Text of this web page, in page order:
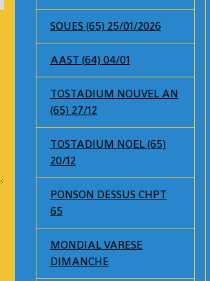
SOUES (65) 25/01/2026
AAST (64) 04/01
TOSTADIUM NOUVEL AN
(65) 27/12
TOSTADIUM NOEL (65)
20/12
PONSON DESSUS CHPT
65
MONDIAL VARESE
DIMANCHE